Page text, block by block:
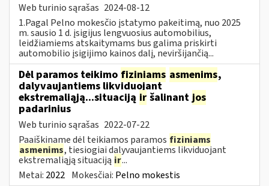
Web turinio sąrašas 2024-08-12
1.Pagal Pelno mokesčio įstatymo pakeitimą, nuo 2025
m. sausio 1 d. įsigijus lengvuosius automobilius,
leidžiamiems atskaitymams bus galima priskirti
automobilio įsigijimo kainos dalį, neviršijančią...
Dėl paramos teikimo fiziniams asmenims,
dalyvaujantiems likviduojant
ekstremaliąją...situaciją ir šalinant jos
padarinius
Web turinio sąrašas 2022-07-22
Paaiškiname dėl teikiamos paramos fiziniams
asmenims, tiesiogiai dalyvaujantiems likviduojant
ekstremaliąją situaciją ir...
Metai: 2022 Mokesčiai: Pelno mokestis